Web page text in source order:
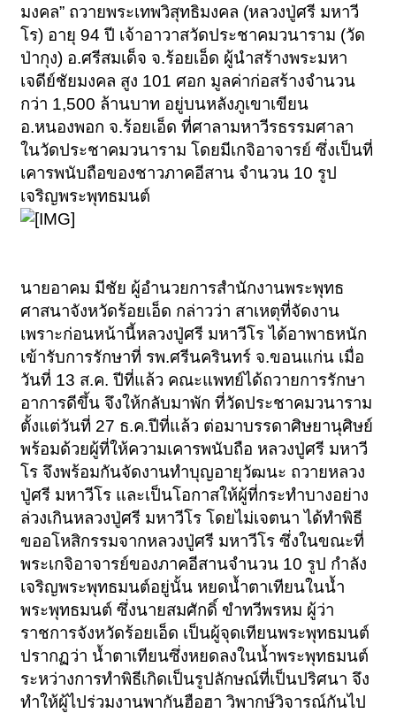
มงคล” ถวายพระเทพวิสุทธิมงคล (หลวงปู่ศรี มหาวี
โร) อายุ 94 ปี เจ้าอาวาสวัดประชาคมวนาราม (วัด
ป่ากุง) อ.ศรีสมเด็จ จ.ร้อยเอ็ด ผู้นำสร้างพระมหา
เจดีย์ชัยมงคล สูง 101 ศอก มูลค่าก่อสร้างจำนวน
กว่า 1,500 ล้านบาท อยู่บนหลังภูเขาเขียน
อ.หนองพอก จ.ร้อยเอ็ด ที่ศาลามหาวีรธรรมศาลา
ในวัดประชาคมวนาราม โดยมีเกจิอาจารย์ ซึ่งเป็นที่
เคารพนับถือของชาวภาคอีสาน จำนวน 10 รูป
เจริญพระพุทธมนต์
นายอาคม มีชัย ผู้อำนวยการสำนักงานพระพุทธ
ศาสนาจังหวัดร้อยเอ็ด กล่าวว่า สาเหตุที่จัดงาน
เพราะก่อนหน้านี้หลวงปู่ศรี มหาวีโร ได้อาพาธหนัก
เข้ารับการรักษาที่ รพ.ศรีนครินทร์ จ.ขอนแก่น เมื่อ
วันที่ 13 ส.ค. ปีที่แล้ว คณะแพทย์ได้ถวายการรักษา
อาการดีขึ้น จึงให้กลับมาพัก ที่วัดประชาคมวนาราม
ตั้งแต่วันที่ 27 ธ.ค.ปีที่แล้ว ต่อมาบรรดาศิษยานุศิษย์
พร้อมด้วยผู้ที่ให้ความเคารพนับถือ หลวงปู่ศรี มหาวี
โร จึงพร้อมกันจัดงานทำบุญอายุวัฒนะ ถวายหลวง
ปู่ศรี มหาวีโร และเป็นโอกาสให้ผู้ที่กระทำบางอย่าง
ล่วงเกินหลวงปู่ศรี มหาวีโร โดยไม่เจตนา ได้ทำพิธี
ขออโหสิกรรมจากหลวงปู่ศรี มหาวีโร ซึ่งในขณะที่
พระเกจิอาจารย์ของภาคอีสานจำนวน 10 รูป กำลัง
เจริญพระพุทธมนต์อยู่นั้น หยดน้ำตาเทียนในน้ำ
พระพุทธมนต์ ซึ่งนายสมศักดิ์ ขำทวีพรหม ผู้ว่า
ราชการจังหวัดร้อยเอ็ด เป็นผู้จุดเทียนพระพุทธมนต์
ปรากฏว่า น้ำตาเทียนซึ่งหยดลงในน้ำพระพุทธมนต์
ระหว่างการทำพิธีเกิดเป็นรูปลักษณ์ที่เป็นปริศนา จึง
ทำให้ผู้ไปร่วมงานพากันฮือฮา วิพากษ์วิจารณ์กันไป